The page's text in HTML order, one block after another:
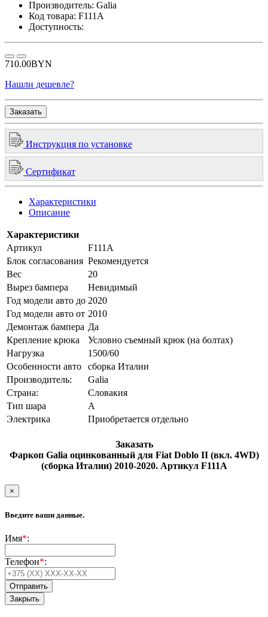
Производитель: Galia
Код товара: F111A
Доступность:
710.00BYN
Нашли дешевле?
Заказать
Инструкция по установке
Сертификат
Характеристики
Описание
Характеристики
Артикул
F111A
Блок согласования Рекомендуется
Вес
20
Вырез бампера
Невидимый
Год модели авто до 2020
Год модели авто от 2010
Демонтаж бампера Да
Крепление крюка
Условно съемный крюк (на болтах)
Нагрузка
1500/60
Особенности авто
сборка Италии
Производитель:
Galia
Страна:
Словакия
Тип шара
A
Электрика
Приобретается отдельно
Заказать
Фаркоп Galia оцинкованный для Fiat Doblo II (вкл. 4WD)
(сборка Италии) 2010-2020. Артикул F111A
×
Введите ваши данные.
Имя*:
Телефон*:
Закрыть